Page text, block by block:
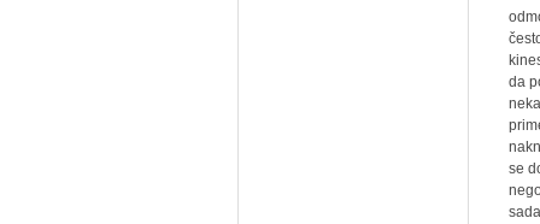
da
se